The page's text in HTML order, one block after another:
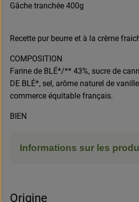
Gâche tranchée 400g
Recette pur beurre et à la crème
COMPOSITION
Farine de BLÉ*/** 43%, sucre de
DE BLÉ*, sel, arôme naturel de
commerce équitable français.
BIEN
Informations sur les
Origine